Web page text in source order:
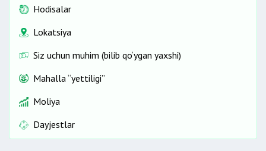
Hodisalar
Lokatsiya
Siz uchun muhim (bilib qo‘ygan yaxshi)
Mahalla “yettiligi”
Moliya
Dayjestlar